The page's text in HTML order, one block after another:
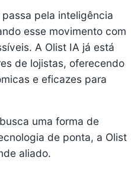
pela inteligência
esse movimento com
A Olist IA já está
de lojistas, oferecendo
e eficazes para
uma forma de
de ponta, a Olist
aliado.